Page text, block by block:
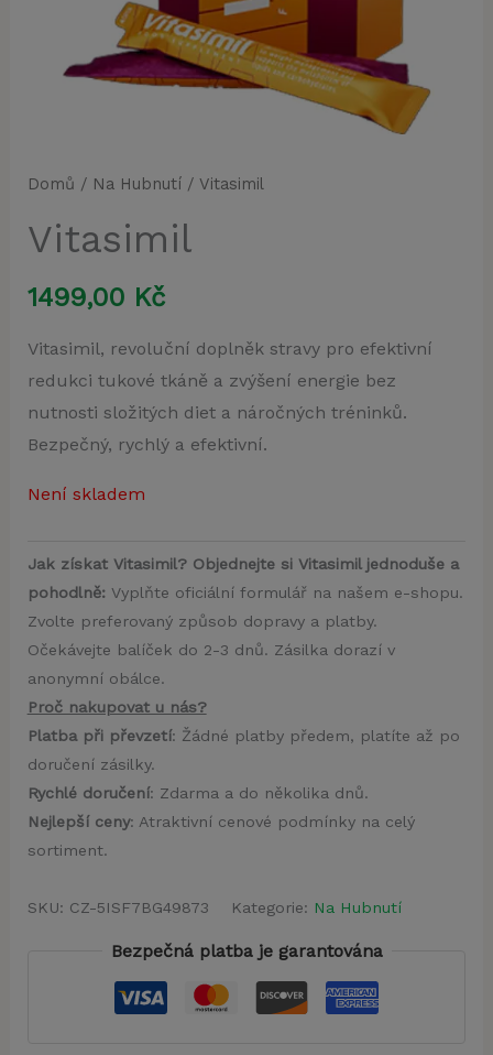
Domů / Na Hubnutí/ Vitasimil
Vitasimil
1499,00 Kč
Vitasimil, revoluční doplněk stravy pro efektivní
redukci tukové tkáně a zvýšení energie bez
nutnosti složitých diet a náročných tréninků.
Bezpečný, rychlý a efektivní.
Není skladem
Jak získat Vitasimil? Objednejte si Vitasimil jednoduše a
pohodlně:Vyplňte oficiální formulář na našem e-shopu.
Zvolte preferovaný způsob dopravy a platby.
Očekávejte balíček do 2-3 dnů. Zásilka dorazí v
anonymní obálce.
Proč nakupovat u nás?
Platba při převzetí: Žádné platby předem, platíte až po
doručení zásilky.
Rychlé doručení: Zdarma a do několika dnů.
Nejlepší ceny: Atraktivní cenové podmínky na celý
sortiment.
SKU: CZ-5ISF7BG49873 Kategorie: Na Hubnutí
Bezpečná platba je garantována